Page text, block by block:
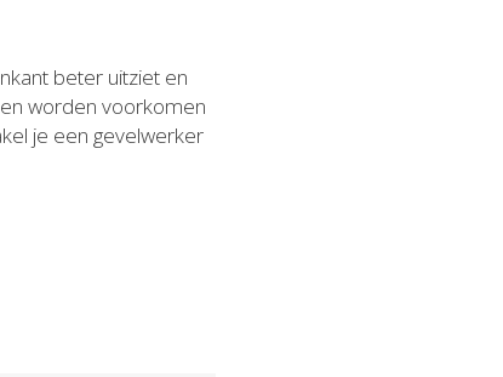
beter uitziet en
worden voorkomen
je een gevelwerker